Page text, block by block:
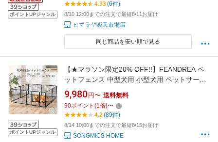
ポイントUPジャンル
4.33(6件)
8/10 12:00までの注文で最短8/11お届け
ヒマラヤ楽天市場店
同じ商品を安い順で見る
ポイントUPジャンル
【★マラソン限定20% OFF!!】FEANDREA ペ
ットフェンス 中型犬用 小型犬用 ペットサーク
ル 折り畳み式 カタチ変更可 スチール製 犬ゲー
ジ 複数連結可能 パネル8枚 室内外兼用 ドッグ
サークル 組立簡単 高さ60cm /80cm/100cm送
料無料(北海道 沖縄 離島など除く)
9,980 円〜 送料無料
90ポイント (1倍)〜
4.2(89件)
8/14 10:00までの注文で最短8/15お届け
SONGMICS HOME